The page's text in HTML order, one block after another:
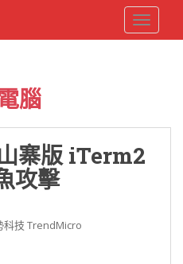
腦
寨版 iTerm2
攻擊
科技 TrendMicro